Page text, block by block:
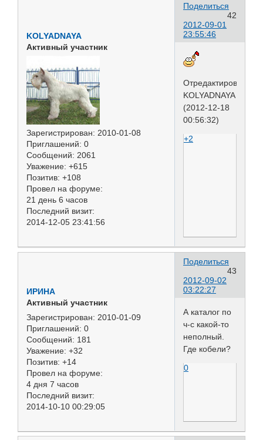
Поделиться
42
2012-09-01
23:55:46
KOLYADNAYA
Активный участник
Зарегистрирован: 2010-01-08
Приглашений: 0
Сообщений: 2061
Уважение: +615
Позитив: +108
Провел на форуме:
21 день 6 часов
Последний визит:
2014-12-05 23:41:56
Отредактировано
KOLYADNAYA
(2012-12-18
00:56:32)
+2
Поделиться
43
2012-09-02
03:22:27
ИРИНА
Активный участник
Зарегистрирован: 2010-01-09
Приглашений: 0
Сообщений: 181
Уважение: +32
Позитив: +14
Провел на форуме:
4 дня 7 часов
Последний визит:
2014-10-10 00:29:05
А каталог по
ч-с какой-то
неполный.
Где кобели?
0